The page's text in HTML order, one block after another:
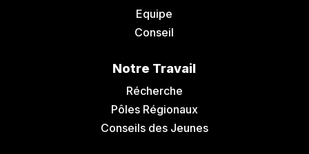
Equipe
Conseil
Notre Travail
Récherche
Pôles Régionaux
Conseils des Jeunes